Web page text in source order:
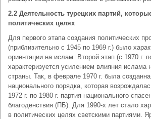
2.2 Деятельность турецких партий,
политических целях
Для первого этапа создания политических
(приблизительно с 1945 по 1969 г.) было
ориентации на ислам. Второй этап (с 1970 г.
характеризуется усилением влияния ислама
страны. Так, в феврале 1970 г. была
национального порядка, которая
1972 г. по 1980 г. партия национального
благоденствия (ПБ). Для 1990-х лет стало
в политических целях светскими партиями.